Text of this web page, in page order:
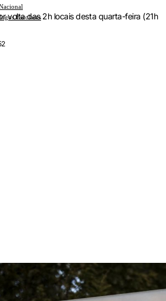
Escolares
volta das 2h locais desta quarta-feira (21h